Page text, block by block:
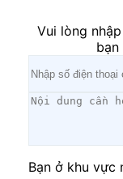
Vui lòng
Bạn ở khu vực